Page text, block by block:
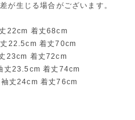
生じる場合がございます。
22cm 着丈68cm
22.5cm 着丈70cm
23cm 着丈72cm
丈23.5cm 着丈74cm
丈24cm 着丈76cm